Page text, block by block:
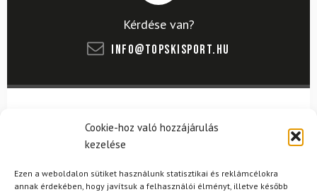
Cookie-hoz való hozzájárulás
kezelése
Ezen a weboldalon sütiket használunk statisztikai és reklámcélokra
annak érdekében, hogy javítsuk a felhasználói élményt, illetve később
Kérdése van?
info@topskisport.hu
E-mail